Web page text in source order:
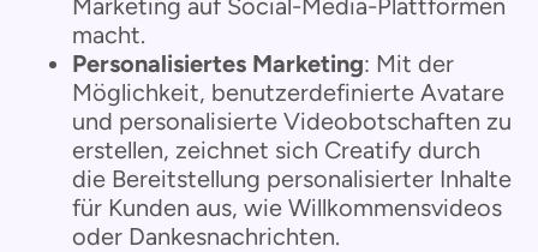
macht.
Personalisiertes Marketing: Mit der
Möglichkeit, benutzerdefinierte Avatare
und personalisierte Videobotschaften zu
erstellen, zeichnet sich Creatify durch
die Bereitstellung personalisierter Inhalte
für Kunden aus, wie Willkommensvideos
oder Dankesnachrichten.